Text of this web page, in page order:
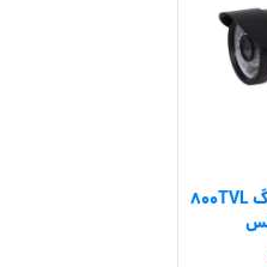
دوربین مداربسته بالت آنالوگ 800TVL